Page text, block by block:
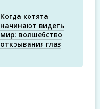
Когда котята
начинают видеть
мир: волшебство
открывания глаз